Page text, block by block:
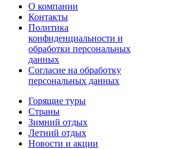
О компании
Контакты
Политика
конфиденциальности и
обработки персональных
данных
Согласие на обработку
персональных данных
Горящие туры
Страны
Зимний отдых
Летний отдых
Новости и акции